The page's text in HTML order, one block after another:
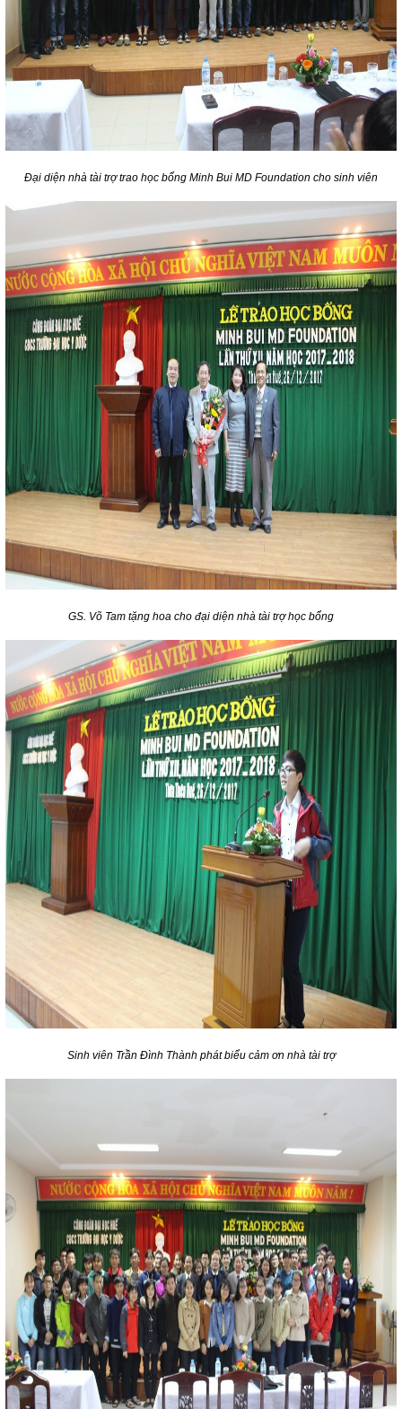
Đại diện nhà tài trợ trao học bổng Minh Bui MD Foundation cho sinh viên
GS. Võ Tam tặng hoa cho đại diện nhà tài trợ học bổng
Sinh viên Trần Đình Thành phát biểu cảm ơn nhà tài trợ